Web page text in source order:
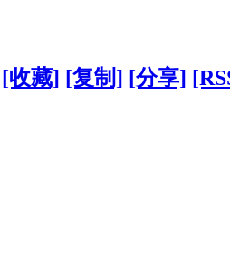
[收藏] [复制] [分享]